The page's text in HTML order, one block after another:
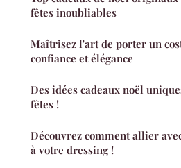
fêtes inoubliables
Maîtrisez l'art de porter un
confiance et élégance
Des idées cadeaux noël
fêtes !
Découvrez comment allier
à votre dressing !